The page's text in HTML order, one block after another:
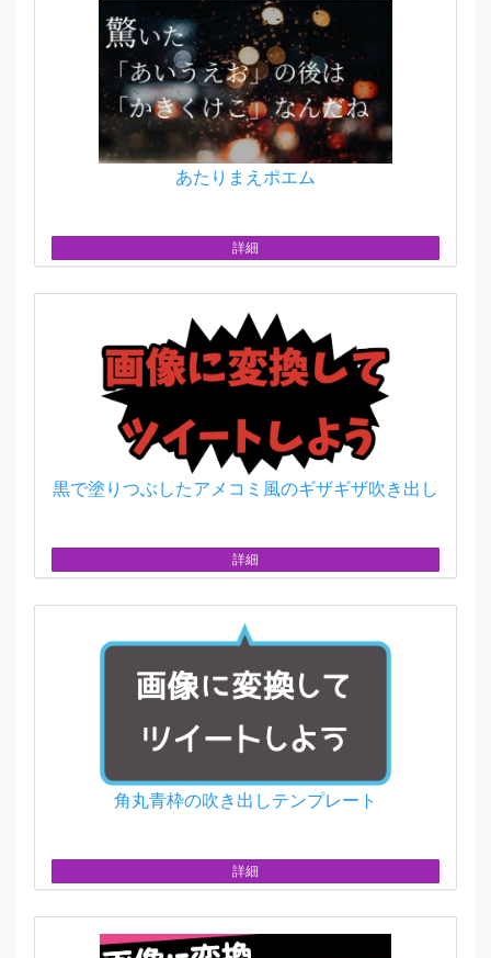
あたりまえポエム
詳細
黒で塗りつぶしたアメコミ風のギザギザ吹き出し
詳細
角丸青枠の吹き出しテンプレート
詳細